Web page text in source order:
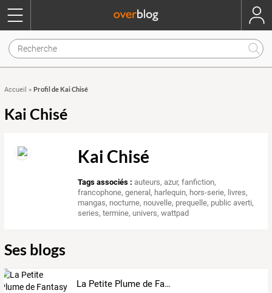
Accueil » Profil de Kai Chisé
Kai Chisé
Kai Chisé
Tags associés : auteurs,azur,fanfiction,
francophone,general, harlequin, hors-serie, livres,
mangas, nocturne, nouvelle, prequelle, public averti,
series,termine, univers,wattpad
Ses blogs
La Petite Plume de Fantasy